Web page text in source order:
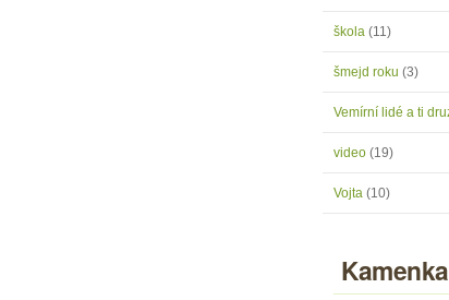
škola (11)
šmejd roku (3)
Vemírní lidé a ti
video (19)
Vojta (10)